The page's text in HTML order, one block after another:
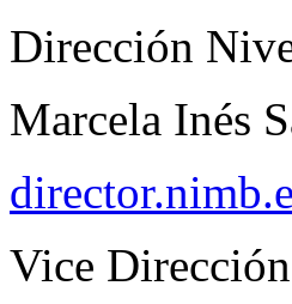
Dirección
Marcela Inés
Vice